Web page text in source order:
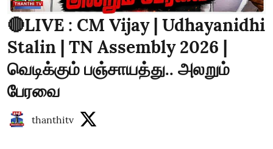
🔴LIVE : CM Vijay | Udhayanidhi
Stalin | TN Assembly 2026 |
வெடிக்கும் பஞ்சாயத்து.. அலறும்
பேரவை
thanthitv